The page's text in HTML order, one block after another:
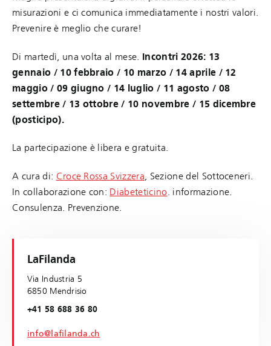
misurazioni e ci comunica immediatamente i nostri valori.
Prevenire è meglio che curare!
Di martedì, una volta al mese. Incontri 2026: 13
gennaio / 10 febbraio / 10 marzo / 14 aprile / 12
maggio / 09 giugno / 14 luglio / 11 agosto / 08
settembre / 13 ottobre / 10 novembre / 15 dicembre
(posticipo).
La partecipazione è libera e gratuita.
A cura di: Croce Rossa Svizzera , Sezione del Sottoceneri.
In collaborazione con: Diabeteticino . informazione.
Consulenza. Prevenzione.
LaFilanda
Via Industria 5
6850 Mendrisio
+41 58 688 36 80
info@lafilanda.ch